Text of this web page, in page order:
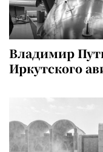
Владимир
Иркутского